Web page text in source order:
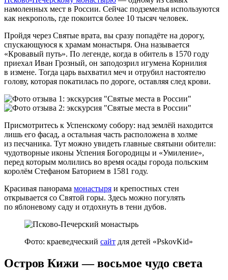
намоленных мест в России. Сейчас подземелья используются
как некрополь, где покоится более 10 тысяч человек.
Пройдя через Святые врата, вы сразу попадёте на дорогу,
спускающуюся к храмам монастыря. Она называется
«Кровавый путь». По легенде, когда в обитель в 1570 году
приехал Иван Грозный, он заподозрил игумена Корнилия
в измене. Тогда царь выхватил меч и отрубил настоятелю
голову, которая покатилась по дороге, оставляя след крови.
Присмотритесь к Успенскому собору: над землёй находится
лишь его фасад, а остальная часть расположена в холме
из песчаника. Тут можно увидеть главные святыни обители:
чудотворные иконы Успения Богородицы и «Умиление»,
перед которым молились во время осады города польским
королём Стефаном Баторием в 1581 году.
Красивая панорама монастыря и крепостных стен
открывается со Святой горы. Здесь можно погулять
по яблоневому саду и отдохнуть в тени дубов.
Фото: краеведческий сайт для детей «PskovKid»
Остров Кижи — восьмое чудо света